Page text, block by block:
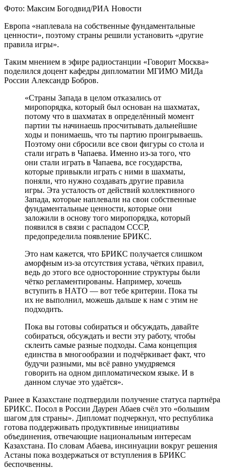
Фото: Максим Богодвид/РИА Новости
Европа «наплевала на собственные фундаментальные
ценности», поэтому страны решили установить «другие
правила игры».
Таким мнением в эфире радиостанции «Говорит Москва»
поделился доцент кафедры дипломатии МГИМО МИДа
России Александр Бобров.
«Страны Запада в целом отказались от
миропорядка, который был основан на шахматах,
потому что в шахматах в определённый момент
партии ты начинаешь просчитывать дальнейшие
ходы и понимаешь, что ты партию проигрываешь.
Поэтому они сбросили все свои фигуры со стола и
стали играть в Чапаева. Именно из-за того, что
они стали играть в Чапаева, все государства,
которые привыкли играть с ними в шахматы,
поняли, что нужно создавать другие правила
игры. Эта усталость от действий коллективного
Запада, которые наплевали на свои собственные
фундаментальные ценности, которые они
заложили в основу того миропорядка, который
появился в связи с распадом СССР,
предопределила появление БРИКС.
Это нам кажется, что БРИКС получается слишком
аморфным из-за отсутствия устава, чётких правил,
ведь до этого все односторонние структуры были
чётко регламентированы. Например, хочешь
вступить в НАТО — вот тебе критерии. Пока ты
их не выполнил, можешь дальше к нам с этим не
подходить.
Пока вы готовы собираться и обсуждать, давайте
собираться, обсуждать и вести эту работу, чтобы
склеить самые разные подходы. Сама концепция
единства в многообразии и подчёркивает факт, что
будучи разными, мы всё равно умудряемся
говорить на одном дипломатическом языке. И в
данном случае это удаётся».
Ранее в Казахстане подтвердили получение статуса партнёра
БРИКС. Посол в России Даурен Абаев счёл это «большим
шагом для страны». Дипломат подчеркнул, что республика
готова поддерживать продуктивные инициативы
объединения, отвечающие национальным интересам
Казахстана. По словам Абаева, инсинуации вокруг решения
Астаны пока воздержаться от вступления в БРИКС
беспочвенны.